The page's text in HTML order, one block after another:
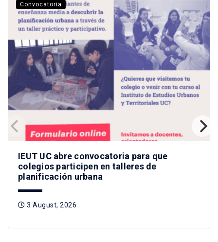
Convocatoria
IEUT UC abre convocatoria para que
colegios participen en talleres de
planificación urbana
3 August, 2026